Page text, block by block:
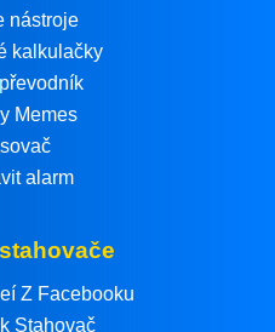
nástroje
kalkulačky
Memes
alarm
Z Facebooku
Stahovač